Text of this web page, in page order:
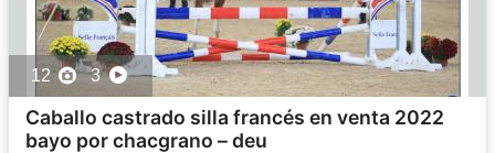
12 3
Caballo castrado silla francés en venta 2022
bayo por chacgrano – deu